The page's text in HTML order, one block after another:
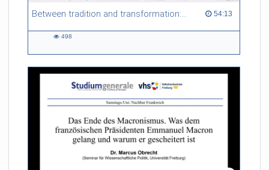
Between tradition and transformation: how owners, advisers and institutions co-create knowledge for resilient forests in Europe 54:13
54:13 duration
498